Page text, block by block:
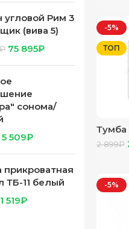
угловой Рим 3
(вива 5)
₽ 75 895₽
сонома/
5 509₽
прикроватная
ТБ-11 белый
1 519₽
-5%
ТОП
Тумба
2 899₽
-5%